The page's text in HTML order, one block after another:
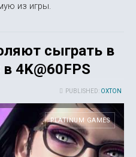
из игры.
сыграть в
4K@60FPS
PUBLISHED: OXTON
PLATINUM GAMES